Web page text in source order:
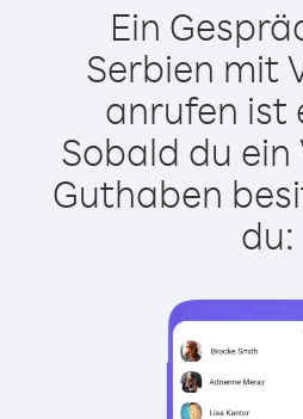
Ein
Serbien mit
anrufen ist
Sobald du
Guthaben
du: